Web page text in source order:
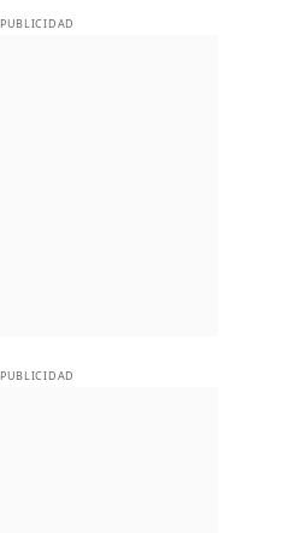
PUBLICIDAD
PUBLICIDAD